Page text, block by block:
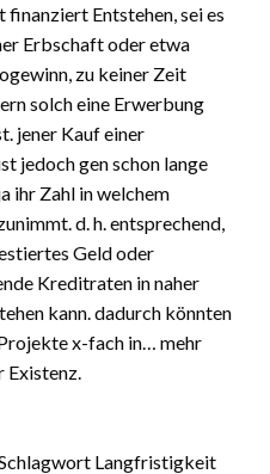
Entstehen, sei es
Erbschaft oder etwa
zu keiner Zeit
solch eine Erwerbung
jener Kauf einer
jedoch gen schon lange
ihr Zahl in welchem
d. h. entsprechend,
Geld oder
Kreditraten in naher
kann. dadurch könnten
x-fach in… mehr
Existenz.
Langfristigkeit